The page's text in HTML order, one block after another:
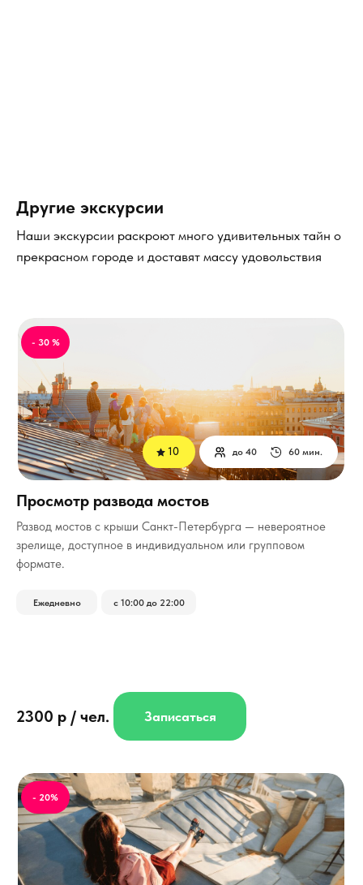
Другие экскурсии
Наши экскурсии раскроют много удивительных тайн о
прекрасном городе и доставят массу удовольствия
- 20%
Развод мостов с крыши Санкт-Петербурга — невероятное
зрелище, доступное в индивидуальном или групповом
формате.
2300 р / чел.
60 мин.
до 40
Ежедневно с 10:00 до 22:00
- 30 %
Записаться
Просмотр развода мостов
10